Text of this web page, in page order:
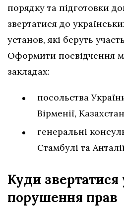
порядку та підготовки
звертатися до
установ, які беруть
Оформити посвідчення
закладах:
посольства
Вірменії,
генеральні
Стамбулі та
Куди звертатися
порушення прав